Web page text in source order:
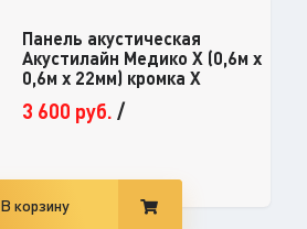
Панель акустическая
Акустилайн Медико X (0,6м х
0,6м х 22мм) кромка Х
3 600 руб. /
В корзину